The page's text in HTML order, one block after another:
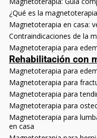
¿Qué es la
Magnetoterapia en casa:
Contraindicaciones de la
Magnetoterapia para
Rehabilitación con
Magnetoterapia para
Magnetoterapia para
Magnetoterapia para
Magnetoterapia para
Magnetoterapia para
en casa